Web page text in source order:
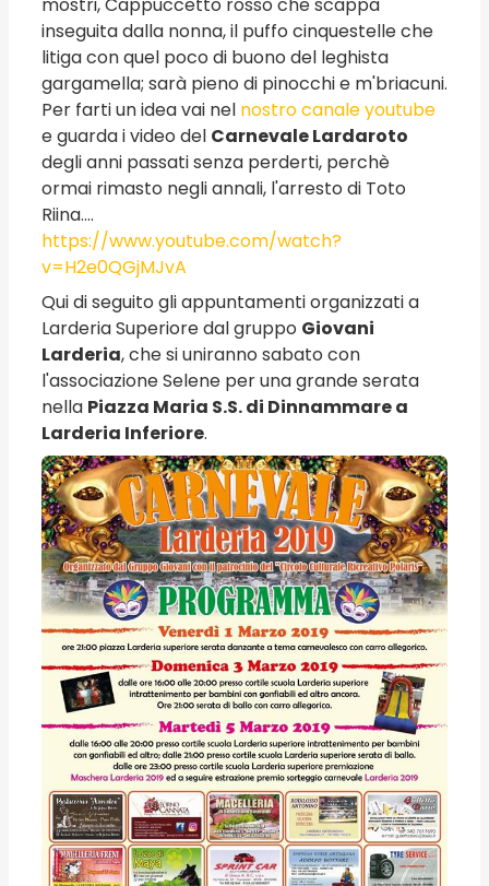
mostri, Cappuccetto rosso che scappa
inseguita dalla nonna, il puffo cinquestelle che
litiga con quel poco di buono del leghista
gargamella; sarà pieno di pinocchi e m'briacuni.
Per farti un idea vai nel nostro canale youtube
e guarda i video del Carnevale Lardaroto
degli anni passati senza perderti, perchè
ormai rimasto negli annali, l'arresto di Toto
Riina....
https://www.youtube.com/watch?
v=H2e0QGjMJvA
Qui di seguito gli appuntamenti organizzati a
Larderia Superiore dal gruppo Giovani
Larderia, che si uniranno sabato con
l'associazione Selene per una grande serata
nella Piazza Maria S.S. di Dinnammare a
Larderia Inferiore.